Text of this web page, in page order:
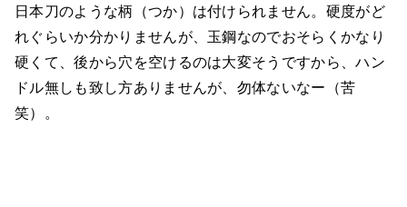
日本刀のような柄（つか）は付けられません。硬度がど
れぐらいか分かりませんが、玉鋼なのでおそらくかなり
硬くて、後から穴を空けるのは大変そうですから、ハン
ドル無しも致し方ありませんが、勿体ないなー（苦
笑）。